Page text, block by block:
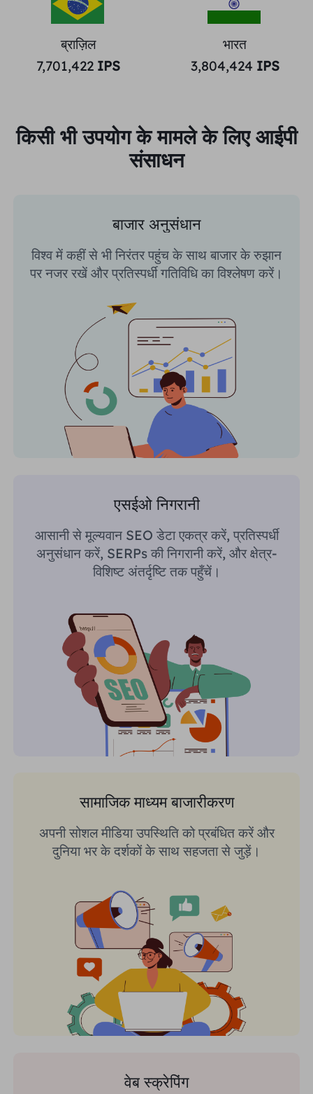
ब्राज़िल
7,701,422 IPS
भारत
3,804,424 IPS
किसी भी उपयोग के मामले के लिए आईपी
संसाधन
बाजार अनुसंधान
विश्व में कहीं से भी निरंतर पहुंच के साथ बाजार के रुझान
पर नजर रखें और प्रतिस्पर्धी गतिविधि का विश्लेषण करें।
एसईओ निगरानी
आसानी से मूल्यवान SEO डेटा एकत्र करें, प्रतिस्पर्धी
अनुसंधान करें, SERPs की निगरानी करें, और क्षेत्र-
विशिष्ट अंतर्दृष्टि तक पहुँचें।
सामाजिक माध्यम बाजारीकरण
अपनी सोशल मीडिया उपस्थिति को प्रबंधित करें और
दुनिया भर के दर्शकों के साथ सहजता से जुड़ें।
वेब स्क्रेपिंग